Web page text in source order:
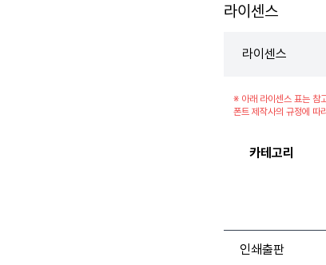
라이센스
라이센스
※ 아래 라이센스 표는 참
폰트 제작사의 규정에 따
카테고리
인쇄출판